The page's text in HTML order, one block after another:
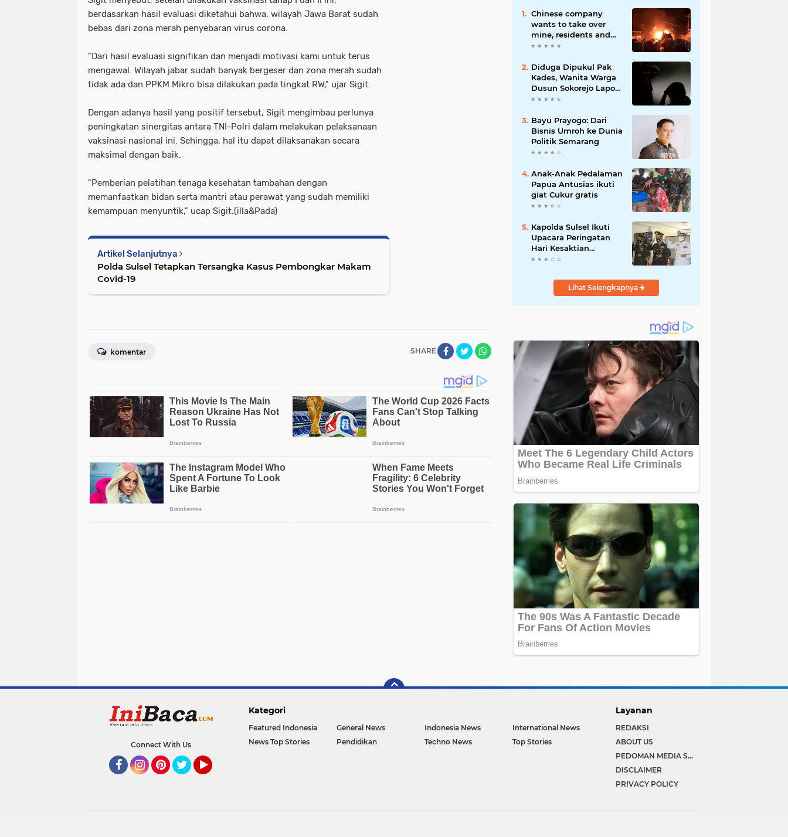
berdasarkan hasil evaluasi diketahui bahwa, wilayah Jawa Barat sudah
bebas dari zona merah penyebaran virus corona.
"Dari hasil evaluasi signifikan dan menjadi motivasi kami untuk terus
mengawal. Wilayah jabar sudah banyak bergeser dan zona merah sudah
tidak ada dan PPKM Mikro bisa dilakukan pada tingkat RW," ujar Sigit.
Dengan adanya hasil yang positif tersebut, Sigit mengimbau perlunya
peningkatan sinergitas antara TNI-Polri dalam melakukan pelaksanaan
vaksinasi nasional ini. Sehingga, hal itu dapat dilaksanakan secara
maksimal dengan baik.
"Pemberian pelatihan tenaga kesehatan tambahan dengan
memanfaatkan bidan serta mantri atau perawat yang sudah memiliki
kemampuan menyuntik," ucap Sigit.(illa&Pada)
Artikel Selanjutnya
Polda Sulsel Tetapkan Tersangka Kasus Pembongkar Makam
Covid-19
SHARE
komentar
Chinese company
wants to take over
mine, residents and
police clash in Palu
Diduga Dipukul Pak
Kades, Wanita Warga
Dusun Sokorejo Lapor
Polisi Petarukan
Bayu Prayogo: Dari
Bisnis Umroh ke Dunia
Politik Semarang
Anak-Anak Pedalaman
Papua Antusias ikuti
giat Cukur gratis
Kapolda Sulsel Ikuti
Upacara Peringatan
Hari Kesaktian
Pancasila Tahun 2020
Lihat Selengkapnya
Connect With Us
Kategori
Featured Indonesia General News Indonesia News
International News
News Top Stories
Pendidikan Techno News Top Stories
Layanan
REDAKSI
ABOUT US
PEDOMAN MEDIA SIBER
DISCLAIMER
PRIVACY POLICY